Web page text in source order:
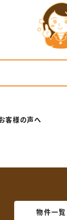
客様の声へ
物件一覧